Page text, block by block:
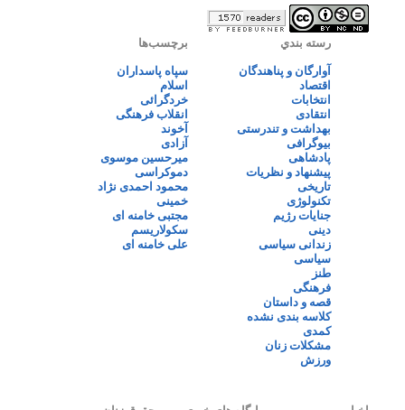
رسته بندي
آوارگان و پناهندگان
اقتصاد
انتخابات
انتقادی
بهداشت و تندرستی
بیوگرافی
پادشاهی
پیشنهاد و نظریات
تاریخی
تکنولوژی
جنایات رژیم
دینی
زندانی سیاسی
سیاسی
طنز
فرهنگی
قصه و داستان
کلاسه بندی نشده
کمدی
مشکلات زنان
ورزش
برچسب‌ها
سپاه پاسداران
اسلام
خردگرائی
انقلاب فرهنگی
آخوند
آزادی
میرحسین موسوی
دموکراسی
محمود احمدی نژاد
خمینی
مجتبی خامنه ای
سکولاریسم
علی خامنه ای